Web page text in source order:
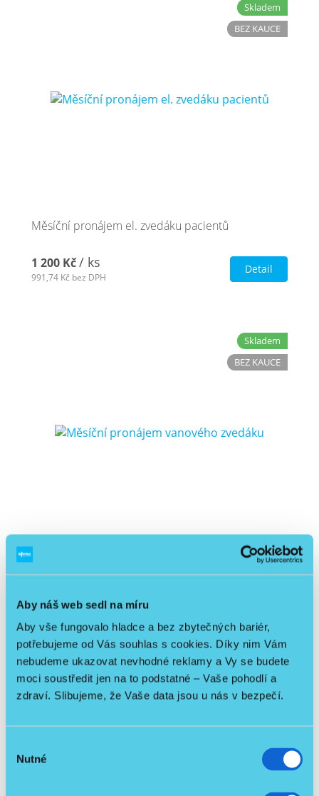
Aby náš web sedl na míru
Aby vše fungovalo hladce a bez zbytečných bariér,
potřebujeme od Vás souhlas s cookies. Díky nim Vám
nebudeme ukazovat nevhodné reklamy a Vy se budete
moci soustředit jen na to podstatné – Vaše pohodlí a
zdraví. Slibujeme, že Vaše data jsou u nás v bezpečí.
souhlasu
Nutné
Skladem
BEZ KAUCE
Měsíční pronájem el. zvedáku pacientů
1 200 Kč/ ks
991,74 Kč bez DPH
Detail
Skladem
BEZ KAUCE
Měsíční pronájem vanového zvedáku
413,22 Kč bez DPH
Skladem
BEZ KAUCE